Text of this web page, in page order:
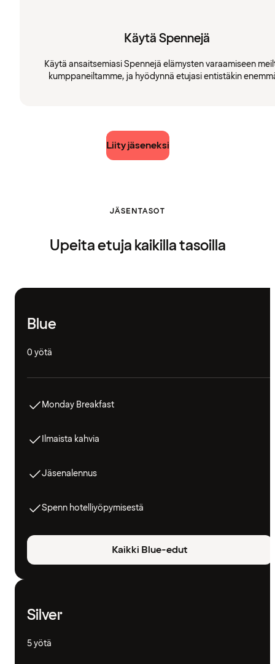
Käytä Spennejä
Käytä ansaitsemiasi Spennejä elämysten varaamiseen
kumppaneiltamme, ja hyödynnä etujasi entistäkin
Liity jäseneksi
JÄSENTASOT
Upeita etuja kaikilla tasoilla
Blue
0 yötä
Monday Breakfast
Ilmaista kahvia
Jäsenalennus
Spenn hotelliyöpymisestä
Kaikki Blue-edut
Silver
5 yötä